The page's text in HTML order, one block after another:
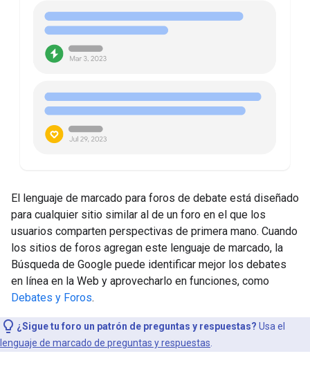
El lenguaje de marcado para foros de debate está diseñado
para cualquier sitio similar al de un foro en el que los
usuarios comparten perspectivas de primera mano. Cuando
los sitios de foros agregan este lenguaje de marcado, la
Búsqueda de Google puede identificar mejor los debates
en línea en la Web y aprovecharlo en funciones, como
Debates y Foros.
¿Sigue tu foro un patrón de preguntas y respuestas? Usa el
lenguaje de marcado de preguntas y respuestas